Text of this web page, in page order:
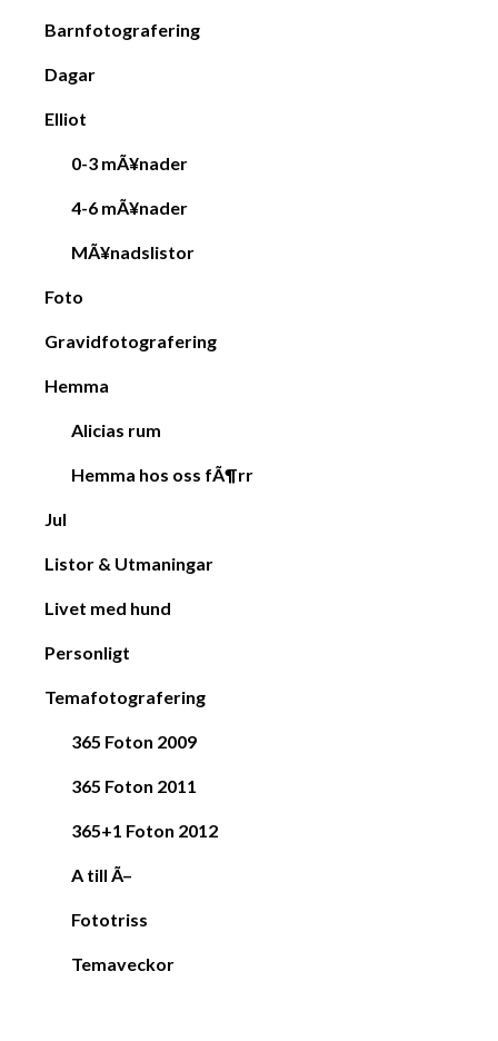
Barnfotografering
Dagar
Elliot
0-3 mÃ¥nader
4-6 mÃ¥nader
MÃ¥nadslistor
Foto
Gravidfotografering
Hemma
Alicias rum
Hemma hos oss fÃ¶rr
Jul
Listor & Utmaningar
Livet med hund
Personligt
Temafotografering
365 Foton 2009
365 Foton 2011
365+1 Foton 2012
A till Ã–
Fototriss
Temaveckor